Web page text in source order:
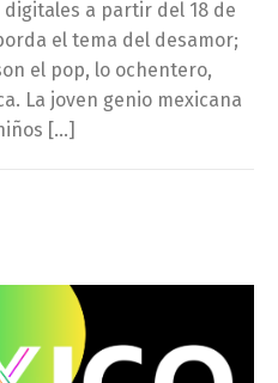
a partir del 18 de
el tema del desamor;
el pop, lo ochentero,
La joven genio mexicana
[…]